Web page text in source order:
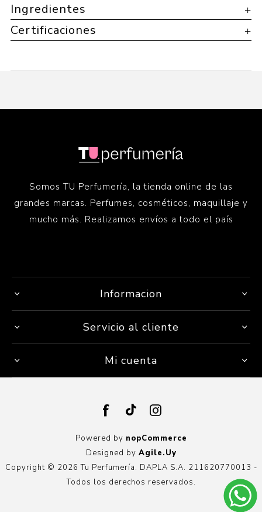
Ingredientes
Certificaciones
Somos TU Perfumería, la tienda online de las
grandes marcas. Perfumes, cosméticos, maquillaje y
mucho más. Realizamos envíos a todo el país
Informacion
Servicio al cliente
Mi cuenta
Powered by nopCommerce
Designed by Agile.Uy
Copyright © 2026 Tu Perfumería. DAPLA S.A. 211620770013 -
Todos los derechos reservados.